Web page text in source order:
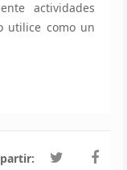
actividades
utilice como un